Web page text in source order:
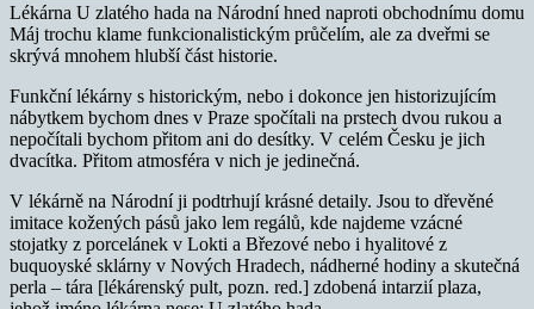
Lékárna U zlatého hada na Národní hned naproti obchodnímu domu
Máj trochu klame funkcionalistickým průčelím, ale za dveřmi se
skrývá mnohem hlubší část historie.
Funkční lékárny s historickým, nebo i dokonce jen historizujícím
nábytkem bychom dnes v Praze spočítali na prstech dvou rukou a
nepočítali bychom přitom ani do desítky. V celém Česku je jich
dvacítka. Přitom atmosféra v nich je jedinečná.
V lékárně na Národní ji podtrhují krásné detaily. Jsou to dřevěné
imitace kožených pásů jako lem regálů, kde najdeme vzácné
stojatky z porcelánek v Lokti a Březové nebo i hyalitové z
buquoyské sklárny v Nových Hradech, nádherné hodiny a skutečná
perla – tára [lékárenský pult, pozn. red.] zdobená intarzií plaza,